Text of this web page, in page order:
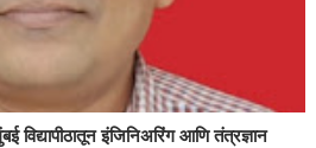
विद्यापीठातून इंजिनिअरिंग आणि तंत्रज्ञान